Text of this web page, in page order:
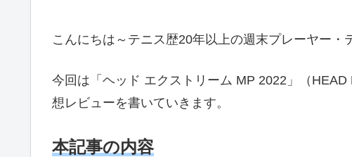
こんにちは～テニス歴20年以上の週末プレーヤー・
今回は「ヘッド エクストリーム MP 2022」（
想レビューを書いていきます。
本記事の内容